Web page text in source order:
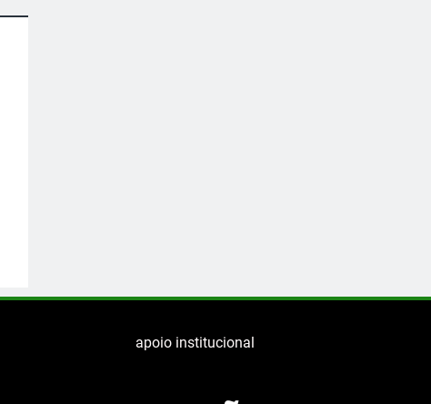
apoio institucional